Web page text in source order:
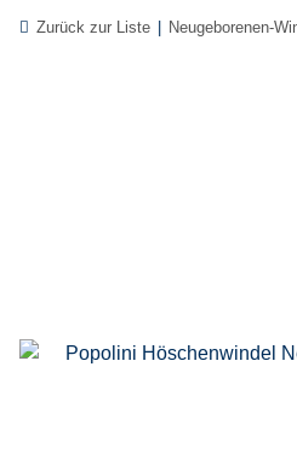
Zurück zur Liste Neugeborenen-